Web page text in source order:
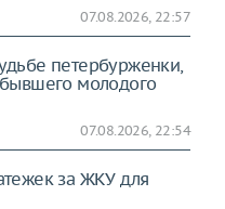
07.08.2026, 22:57
петербурженки,
молодого
07.08.2026, 22:54
за ЖКУ для